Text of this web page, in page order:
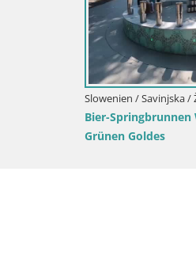
Slowenien / Savinjska /
Bier-Springbrunnen
Grünen Goldes